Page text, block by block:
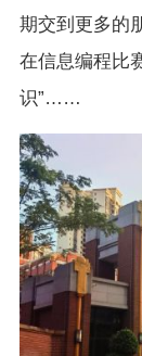
期交到更多的
在信息编程比
识”……